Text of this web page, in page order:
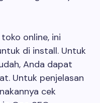
online, ini
di install. Untuk
Anda dapat
Untuk penjelasan
cek